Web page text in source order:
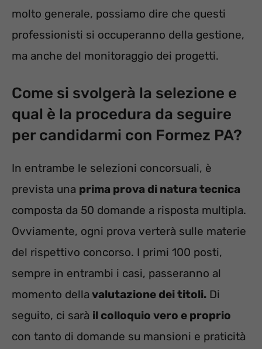
molto generale, possiamo dire che questi
professionisti si occuperanno della gestione,
ma anche del monitoraggio dei progetti.
Come si svolgerà la selezione e
qual è la procedura da seguire
per candidarmi con Formez PA?
In entrambe le selezioni concorsuali, è
prevista una prima prova di natura tecnica
composta da 50 domande a risposta multipla.
Ovviamente, ogni prova verterà sulle materie
del rispettivo concorso. I primi 100 posti,
sempre in entrambi i casi, passeranno al
momento della valutazione dei titoli. Di
seguito, ci sarà il colloquio vero e proprio
con tanto di domande su mansioni e praticità